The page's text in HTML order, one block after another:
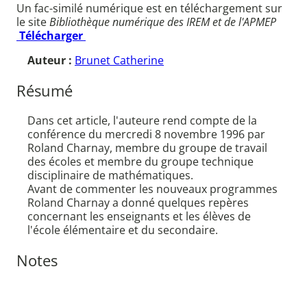
Un fac-similé numérique est en téléchargement sur
le siteBibliothèque numérique des IREM et de l'APMEP
Télécharger
Auteur : Brunet Catherine
Résumé
Dans cet article, l'auteure rend compte de la
conférence du mercredi 8 novembre 1996 par
Roland Charnay, membre du groupe de travail
des écoles et membre du groupe technique
disciplinaire de mathématiques.
Avant de commenter les nouveaux programmes
Roland Charnay a donné quelques repères
concernant les enseignants et les élèves de
l'école élémentaire et du secondaire.
Notes